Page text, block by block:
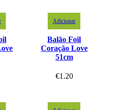
Adicionar
Balão Foil
Coração Love
51cm
€1.20